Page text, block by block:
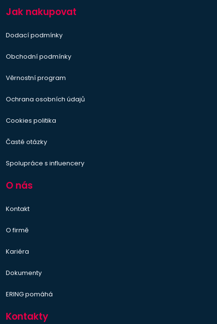
Jak nakupovat
Dodací podmínky
Obchodní podmínky
Věrnostní program
Ochrana osobních údajů
Cookies politika
Časté otázky
Spolupráce s influencery
O nás
Kontakt
O firmě
Kariéra
Dokumenty
ERING pomáhá
Kontakty